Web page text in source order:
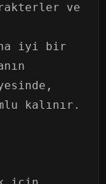
ve
iyi bir
kalınır.